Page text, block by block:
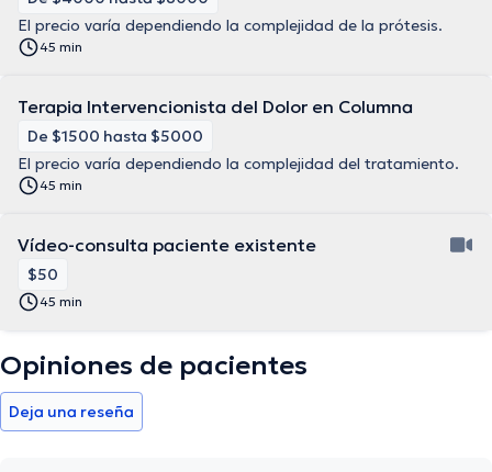
El precio varía dependiendo la complejidad de la prótesis.
45 min
Terapia Intervencionista del Dolor en Columna
De $1500 hasta $5000
El precio varía dependiendo la complejidad del tratamiento.
45 min
Vídeo-consulta paciente existente
$50
45 min
Opiniones de pacientes
Deja una reseña